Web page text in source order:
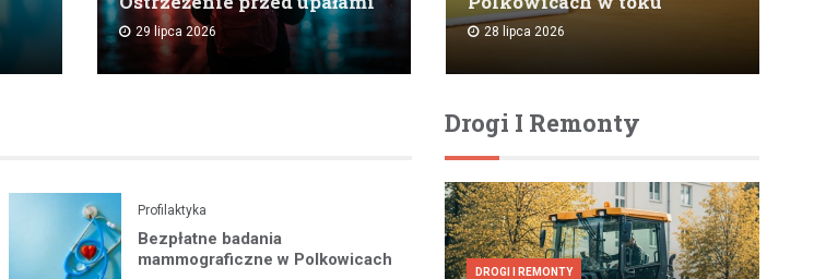
29 lipca 2026 28 lipca 2026
Profilaktyka
Bezpłatne badania
mammograficzne w Polkowicach
Drogi I Remonty
DROGI I REMONTY